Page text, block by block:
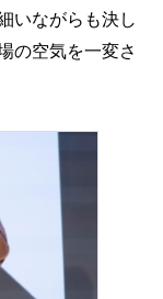
いながらも決し
の空気を一変さ